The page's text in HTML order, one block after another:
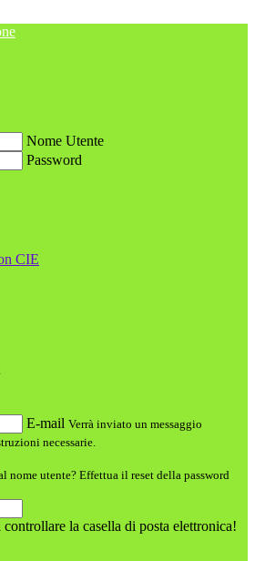
Nome Utente
Password
CIE
E-mail Verrà inviato un messaggio
necessarie.
nome utente? Effettua il reset della password
la casella di posta elettronica!